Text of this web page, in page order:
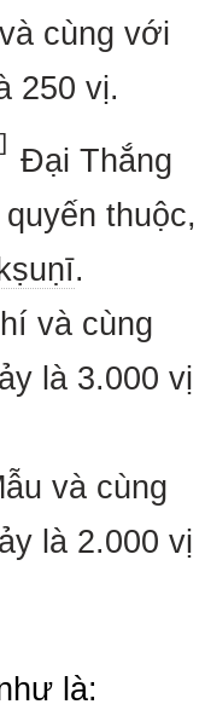
cùng với
250 vị.
Đại Thắng
thuộc,
.
và cùng
là 3.000 vị
và cùng
là 2.000 vị
là: